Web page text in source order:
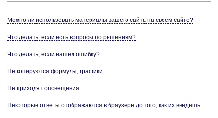
Можно ли ис­поль­зо­вать ма­те­ри­а­лы ва­ше­го сайта на своём сайте?
Что де­лать, если есть во­про­сы по ре­ше­ни­ям?
Что де­лать, если нашёл ошиб­ку?
Не ко­пи­ру­ют­ся фор­му­лы, гра­фи­ки.
Не при­хо­дят опо­ве­ще­ния.
Не­ко­то­рые от­ве­ты отоб­ра­жа­ют­ся в бра­у­зе­ре до того, как их введёшь.